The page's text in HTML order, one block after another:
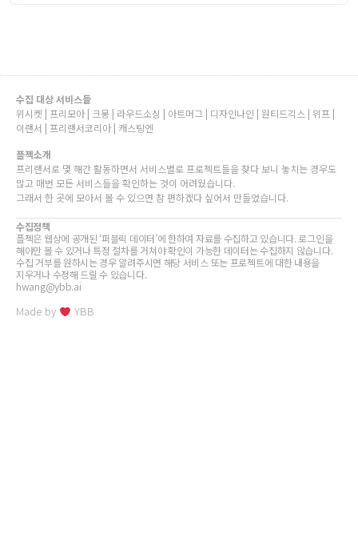
수집 대상 서비스들
위시켓 | 프리모아 | 크몽 | 라우드소싱 | 아트머그 | 디자인나인 | 원티드긱스 | 위프 |
이랜서 | 프리랜서코리아 | 캐스팅엔
플젝소개
프리랜서로 몇 해간 활동하면서 서비스별로 프로젝트들을 찾다 보니 놓치는 경우도
많고 매번 모든 서비스들을 확인하는 것이 어려웠습니다.
그래서 한 곳에 모아서 볼 수 있으면 참 편하겠다 싶어서 만들었습니다.
수집정책
플젝은 웹상에 공개된 ‘퍼블릭 데이터’에 한하여 자료를 수집하고 있습니다. 로그인을
해야만 볼 수 있거나 특정 절차를 거쳐야 확인이 가능한 데이터는 수집하지 않습니다.
수집 거부를 원하시는 경우 알려주시면 해당 서비스 또는 프로젝트에 대한 내용을
지우거나 수정해 드릴 수 있습니다.
hwang@ybb.ai
Made by YBB